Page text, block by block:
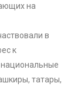
на
в
к
татары,